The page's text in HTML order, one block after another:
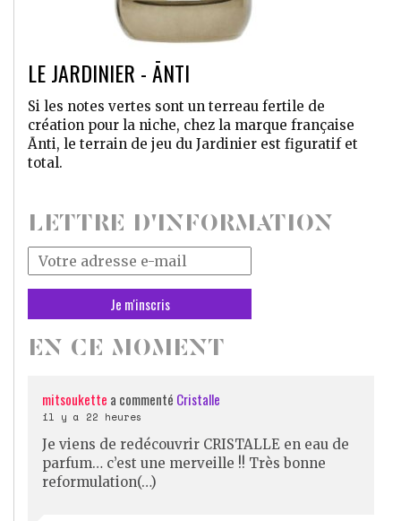
LE JARDINIER - ĀNTI
Si les notes vertes sont un terreau fertile de
création pour la niche, chez la marque française
Ānti, le terrain de jeu du Jardinier est figuratif et
total.
LETTRE D'INFORMATION
Votre
adresse
mail
*
EN CE MOMENT
mitsoukette a commenté Cristalle
il y a 22 heures
Je viens de redécouvrir CRISTALLE en eau de
parfum… c’est une merveille !! Très bonne
reformulation(…)